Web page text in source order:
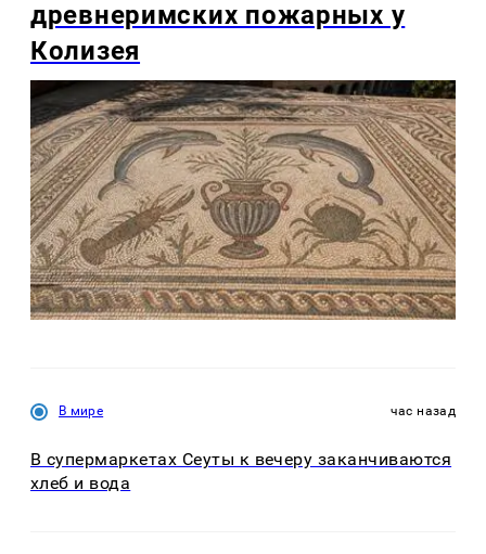
древнеримских пожарных у
Колизея
В мире час назад
В супермаркетах Сеуты к вечеру заканчиваются
хлеб и вода